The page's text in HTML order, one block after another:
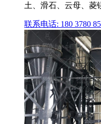
土、滑石、云母、菱
联系电话: 180 3780